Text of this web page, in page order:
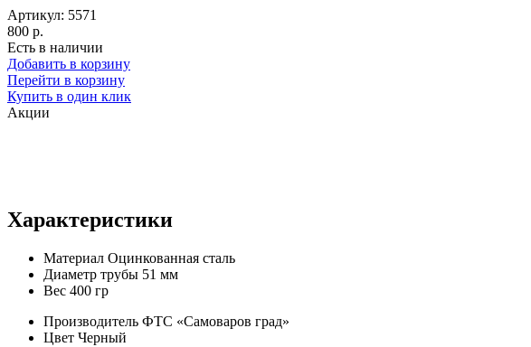
Артикул: 5571
800 р.
Есть в наличии
Добавить в корзину
Перейти в корзину
Купить в один клик
Акции
Характеристики
Материал Оцинкованная сталь
Диаметр трубы 51 мм
Вес 400 гр
Производитель ФТС «Самоваров град»
Цвет Черный